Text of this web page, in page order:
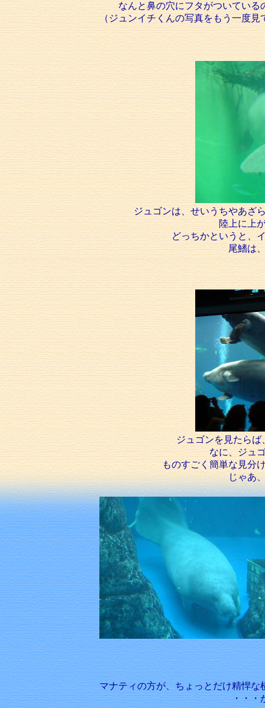
なんと鼻の穴にフタがついている
（ジュンイチくんの写真をもう一度見
ジュゴンは、せいうちやあざ
陸上に上
どっちかというと、
尾鰭は
ジュゴンを見たら
なに、ジュ
ものすごく簡単な見分
じゃあ
マナティの方が、ちょっとだけ精悍な
・・・